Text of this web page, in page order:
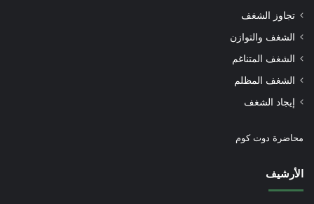
تجاوز الشغف
الشغف والتوازن
الشغف المتناغم
الشغف المظلم
إيجاد الشغف
محاضرة دوت كوم
الأرشيف